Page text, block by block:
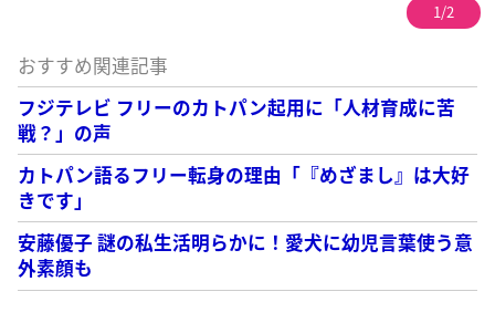
1/2
おすすめ関連記事
フジテレビ フリーのカトパン起用に「人材育成に苦
戦？」の声
カトパン語るフリー転身の理由「『めざまし』は大好
きです」
安藤優子 謎の私生活明らかに！愛犬に幼児言葉使う意
外素顔も